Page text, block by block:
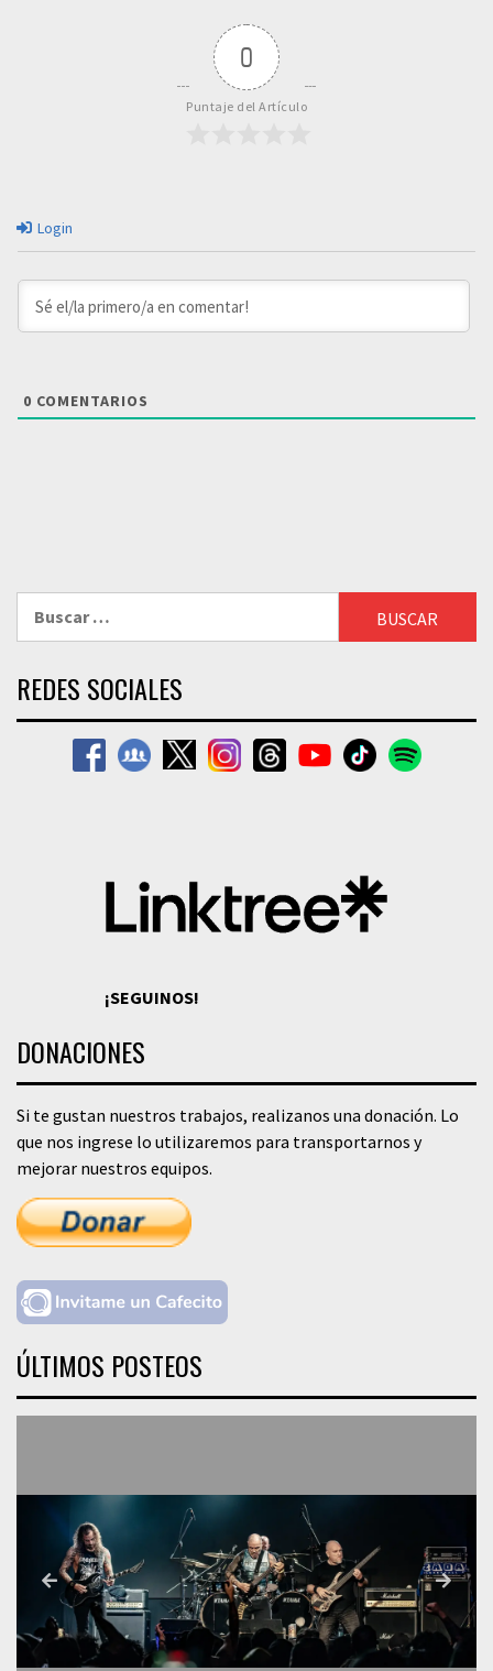
0
Puntaje del Artículo
Login
0 COMENTARIOS
REDES SOCIALES
¡SEGUINOS!
DONACIONES
Si te gustan nuestros trabajos, realizanos una donación. Lo
que nos ingrese lo utilizaremos para transportarnos y
mejorar nuestros equipos.
ÚLTIMOS POSTEOS